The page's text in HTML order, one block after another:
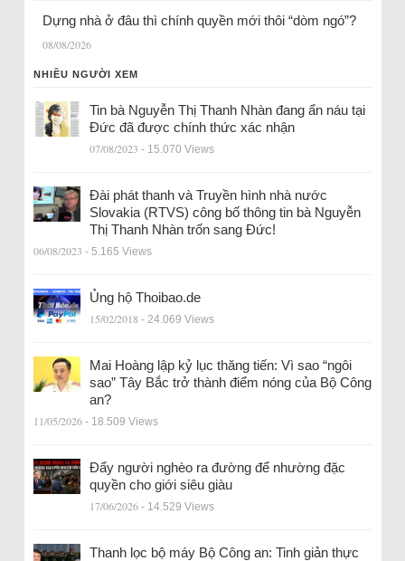
Dựng nhà ở đâu thì chính quyền mới thôi “dòm ngó”?
08/08/2026
NHIỀU NGƯỜI XEM
Tin bà Nguyễn Thị Thanh Nhàn đang ẩn náu tại
Đức đã được chính thức xác nhận
07/08/2023 - 15.070 Views
Đài phát thanh và Truyền hình nhà nước
Slovakia (RTVS) công bố thông tin bà Nguyễn
Thị Thanh Nhàn trốn sang Đức!
06/08/2023 - 5.165 Views
Ủng hộ Thoibao.de
15/02/2018 - 24.069 Views
Mai Hoàng lập kỷ lục thăng tiến: Vì sao “ngôi
sao” Tây Bắc trở thành điểm nóng của Bộ Công
an?
11/05/2026 - 18.509 Views
Đẩy người nghèo ra đường để nhường đặc
quyền cho giới siêu giàu
17/06/2026 - 14.529 Views
Thanh lọc bộ máy Bộ Công an: Tinh giản thực